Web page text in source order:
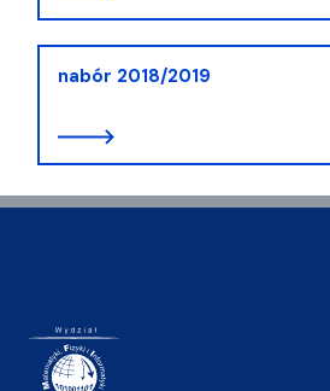
nabór 2018/2019